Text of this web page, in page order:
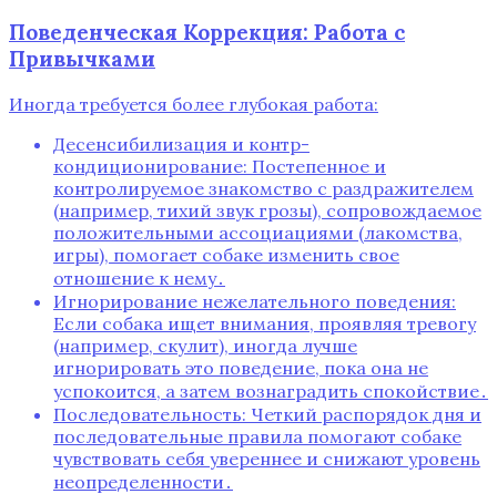
Поведенческая Коррекция: Работа с
Привычками
Иногда требуется более глубокая работа:
Десенсибилизация и контр-
кондиционирование: Постепенное и
контролируемое знакомство с раздражителем
(например, тихий звук грозы), сопровождаемое
положительными ассоциациями (лакомства,
игры), помогает собаке изменить свое
отношение к нему․
Игнорирование нежелательного поведения:
Если собака ищет внимания, проявляя тревогу
(например, скулит), иногда лучше
игнорировать это поведение, пока она не
успокоится, а затем вознаградить спокойствие․
Последовательность: Четкий распорядок дня и
последовательные правила помогают собаке
чувствовать себя увереннее и снижают уровень
неопределенности․